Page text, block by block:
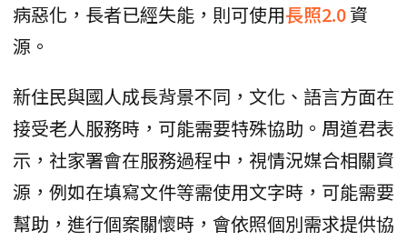
病惡化，長者已經失能，則可使用長照2.0資
源。
新住民與國人成長背景不同，文化、語言方面在
接受老人服務時，可能需要特殊協助。周道君表
示，社家署會在服務過程中，視情況媒合相關資
源，例如在填寫文件等需使用文字時，可能需要
幫助，進行個案關懷時，會依照個別需求提供協